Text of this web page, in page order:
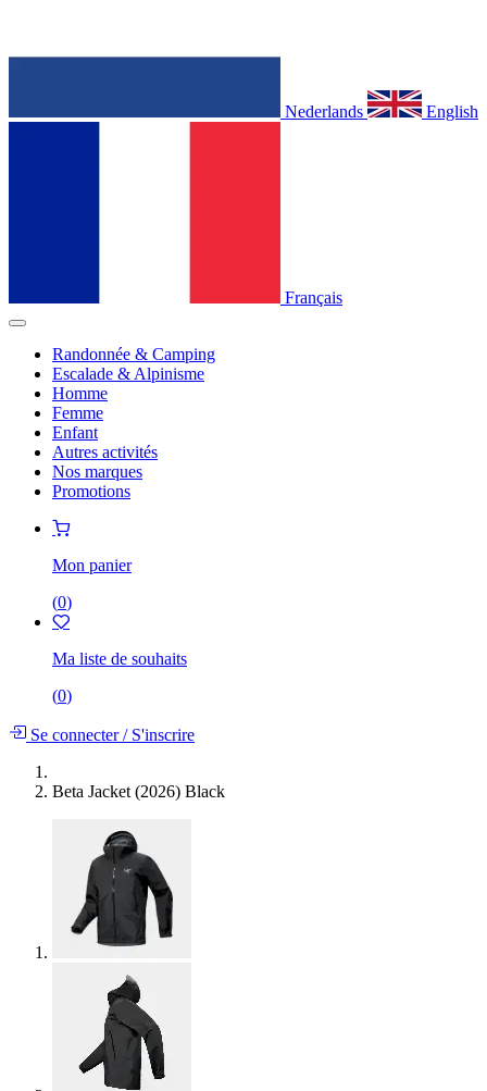
Nederlands English
Français
Randonnée & Camping
Escalade & Alpinisme
Homme
Femme
Enfant
Autres activités
Nos marques
Promotions
Mon panier
(0)
Ma liste de souhaits
(0)
Se connecter/S'inscrire
Beta Jacket (2026) Black